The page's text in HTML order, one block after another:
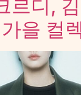
르디,
을 컬